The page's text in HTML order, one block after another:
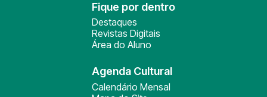
Fique por dentro
Destaques
Revistas Digitais
Área do Aluno
Agenda Cultural
Calendário Mensal